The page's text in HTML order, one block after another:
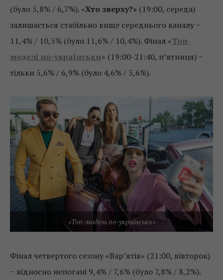
(було 5,8% / 6,7%). «Хто зверху?» (19:00, середа)
залишається стабільно вище середнього каналу −
11,4% / 10,5% (було 11,6% / 10,4%). Фінал «Топ-
моделі по-українськи» (19:00-21:40, п’ятниця) −
тільки 5,6% / 6,9% (було 4,6% / 5,6%).
«Топ-модель по-українськи»
Фінал четвертого сезону «Вар’ятів» (21:00, вівторок)
− відносно непогані 9,4% / 7,6% (було 7,8% / 8,2%).